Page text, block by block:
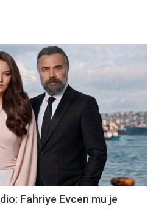
Fahriye Evcen mu je